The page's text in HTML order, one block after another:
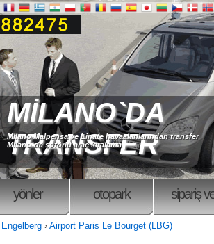
MİLANO`DA
TRANSFER
Milano Malpensa ve Linate havaalanlarından transfer
Milano`da şoförlü araç kiralama
yönler otopark sipariş
Engelberg › Airport Paris Le Bourget (LBG)